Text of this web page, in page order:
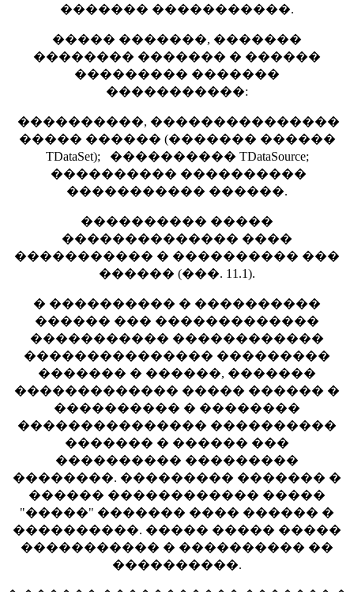
������� �����������.
����� �������, �������
�������� ������� � ������
��������� �������
�����������:
����������, ���������������
����� ������ (������� ������
TDataSet); ���������� TDataSource;
���������� ����������
����������� ������.
���������� �����
�������������� ����
����������� � ���������� ���
������ (���. 11.1).
� ���������� � ����������
������ ��� �������������
����������� ������������
��������������� ���������
������� � ������, �������
������������� ����� ������ �
���������� � ��������
��������������� ����������
������� � ������ ���
���������� ���������
��������. ��������� ������� �
������ ������������ �����
"�����" ������� ���� ������ �
����������. ����� ����� �����
����������� � ���������� ��
����������.